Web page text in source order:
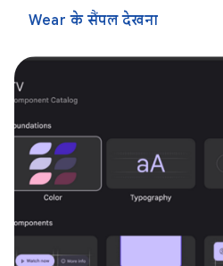
Wear के सैंपल देखना